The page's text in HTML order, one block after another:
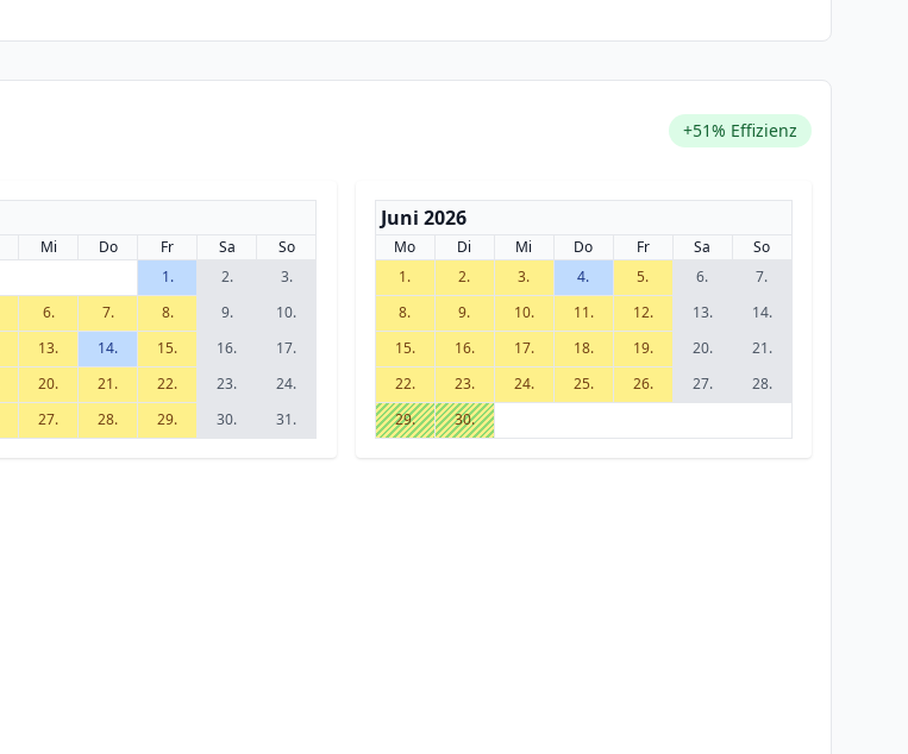
+51% Effizienz
Mi Do Fr Sa
So
1.
2.
3.
6. 7. 8. 9.
10.
13. 14. 15. 16.
17.
20. 21. 22. 23.
24.
27. 28. 29. 30. 31.
Juni 2026
Mo Di Mi Do Fr Sa
So
1.
2. 3. 4. 5. 6.
7.
8.
9. 10. 11. 12. 13.
14.
15.
16. 17. 18. 19. 20.
21.
22.
23. 24. 25. 26. 27.
28.
29.
30.